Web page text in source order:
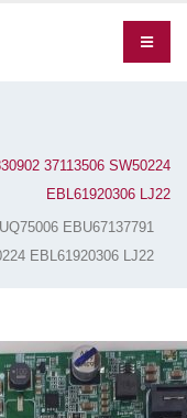
37113506 SW50224
EBL61920306 LJ22
EBU67137791
EBL61920306 LJ22